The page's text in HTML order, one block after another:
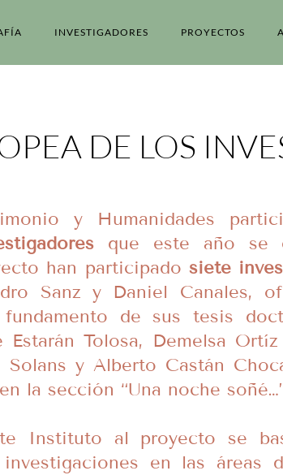
INVESTIGADORES PROYECTOS
DE LOS
y Humanidades
que este año se
han participado siete
Sanz y Daniel Canales,
de sus tesis
Tolosa, Demelsa
Solans y Alberto Castán
la sección “Una noche
Instituto al proyecto se
en las áreas